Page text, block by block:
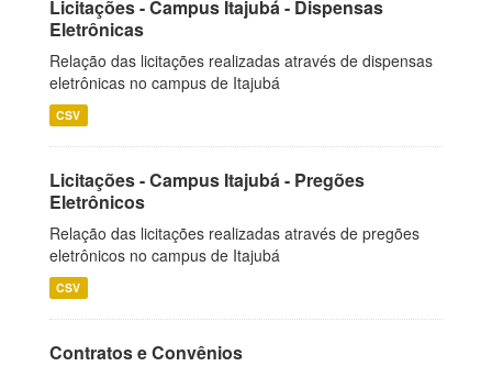
Licitações - Campus Itajubá - Dispensas
Eletrônicas
Relação das licitações realizadas através de dispensas
eletrônicas no campus de Itajubá
CSV
Licitações - Campus Itajubá - Pregões
Eletrônicos
Relação das licitações realizadas através de pregões
eletrônicos no campus de Itajubá
CSV
Contratos e Convênios